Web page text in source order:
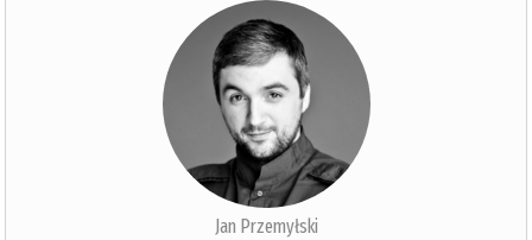
Jan Przemyłski